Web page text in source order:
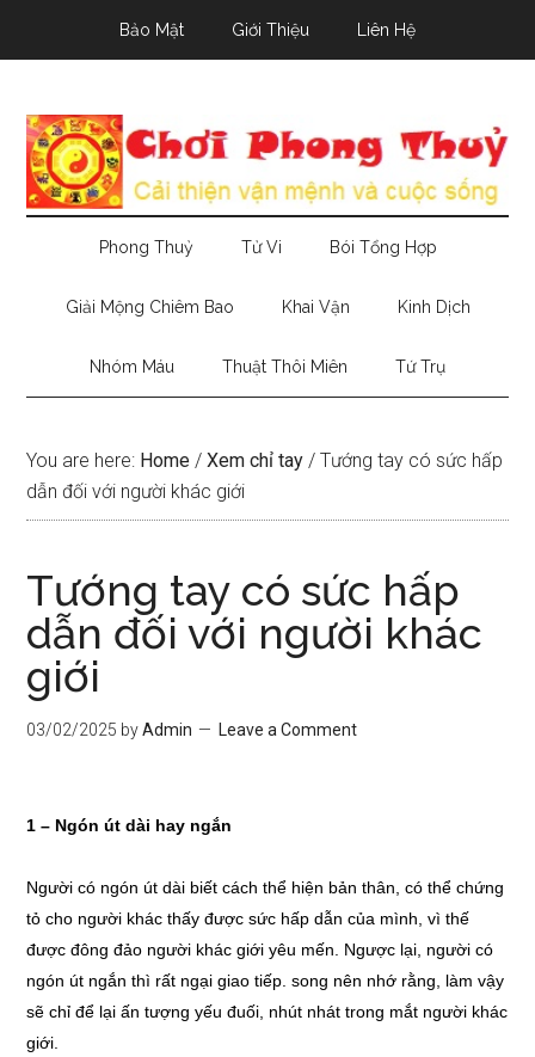
Bảo Mật Giới Thiệu Liên Hệ
Phong Thuỷ Tử Vi Bói Tổng Hợp
Giải Mộng Chiêm Bao Khai Vận Kinh Dịch
Nhóm Máu Thuật Thôi Miên Tứ Trụ
You are here: Home / Xem chỉ tay / Tướng tay có sức hấp
dẫn đối với người khác giới
Tướng tay có sức hấp
dẫn đối với người khác
giới
03/02/2025 byAdmin Leave a Comment
1 – Ngón út dài hay ngắn
Người có ngón út dài biết cách thể hiện bản thân, có thể chứng
tỏ cho người khác thấy được sức hấp dẫn của mình, vì thế
được đông đảo người khác giới yêu mến. Ngược lại, người có
ngón út ngắn thì rất ngại giao tiếp. song nên nhớ rằng, làm vậy
sẽ chỉ để lại ấn tượng yếu đuối, nhút nhát trong mắt người khác
giới.